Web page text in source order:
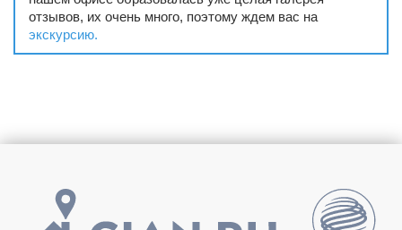
отзывов, их очень много, поэтому ждем вас на
экскурсию.